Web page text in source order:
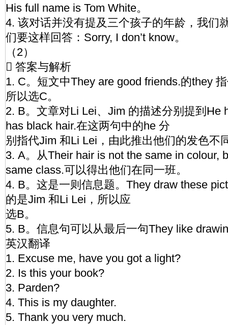
His full name is Tom White。
4. 该对话并没有提及三个孩子的年龄，我们
们要这样回答：Sorry, I don’t know。
（2）
 答案与解析
1. C。短文中They are good friends.的they
所以选C。
2. B。文章对Li Lei、Jim 的描述分别提到He
has black hair.在这两句中的he 分
别指代Jim 和Li Lei，由此推出他们的发色不
3. A。从Their hair is not the same in colour,
same class.可以得出他们在同一班。
4. B。这是一则信息题。They draw these
的是Jim 和Li Lei，所以应
选B。
5. B。信息句可以从最后一句They like
英汉翻译
1. Excuse me, have you got a light?
2. Is this your book?
3. Parden?
4. This is my daughter.
5. Thank you very much.